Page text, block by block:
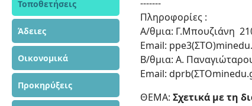
Τοποθετήσεις
Άδειες
Οικονομικά
Προκηρύξεις
-------
Πληροφορίες :
Α/θμια: Γ.Μπουζιάνη
Email:
Β/θμια: Α.
Email:
ΘΕΜΑ: Σχετικά με τη